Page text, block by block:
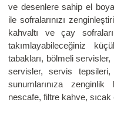
ve desenlere sahip el
ile sofralarınızı
kahvaltı ve çay
takımlayabileceğiniz
tabakları, bölmeli servisler,
servisler, servis
sunumlarınıza
nescafe, filtre kahve,